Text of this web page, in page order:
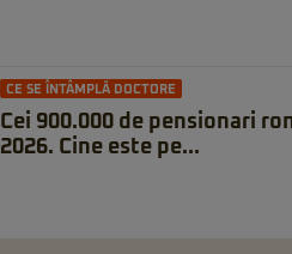
CE SE ÎNTÂMPLĂ DOCTORE
Cei 900.000 de pensionari
2026. Cine este pe...